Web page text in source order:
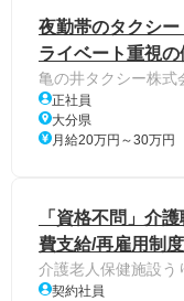
夜勤帯のタクシ
ライベート重視の
亀の井タクシー株式
正社員
大分県
月給20万円～30万円
「資格不問」介
費支給/再雇用制
介護老人保健施設う
契約社員